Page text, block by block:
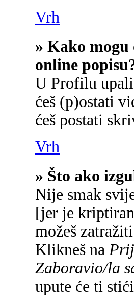
Vrh
» Kako
online
U Profilu
ćeš (p)ostati
ćeš postati
Vrh
» Što ako
Nije smak
[jer je
možeš
Klikneš na
Zaboravio/la
upute će ti